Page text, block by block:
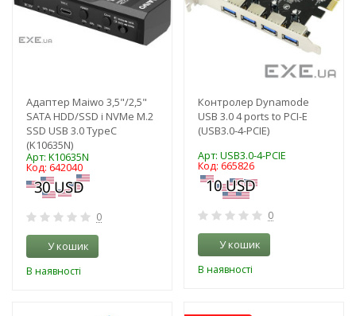
Адаптер Maiwo 3,5"/2,5"
SATA HDD/SSD і NVMe M.2
SSD USB 3.0 TypeС
(K10635N)
Арт: K10635N
Код: 642040
0
У кошик
В наявності
Контролер Dynamode
USB 3.0 4 ports to PCI-E
(USB3.0-4-PCIE)
Арт: USB3.0-4-PCIE
Код: 665826
0
У кошик
В наявності